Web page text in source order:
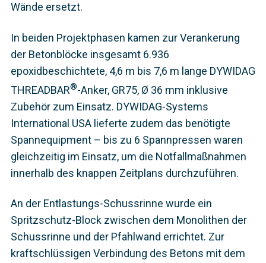
Wände ersetzt.
In beiden Projektphasen kamen zur Verankerung
der Betonblöcke insgesamt 6.936
epoxidbeschichtete, 4,6 m bis 7,6 m lange DYWIDAG
THREADBAR®-Anker, GR75, Ø 36 mm inklusive
Zubehör zum Einsatz. DYWIDAG-Systems
International USA lieferte zudem das benötigte
Spannequipment – bis zu 6 Spannpressen waren
gleichzeitig im Einsatz, um die Notfallmaßnahmen
innerhalb des knappen Zeitplans durchzuführen.
An der Entlastungs-Schussrinne wurde ein
Spritzschutz-Block zwischen dem Monolithen der
Schussrinne und der Pfahlwand errichtet. Zur
kraftschlüssigen Verbindung des Betons mit dem